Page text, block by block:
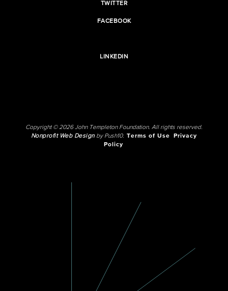
TWITTER
FACEBOOK
LINKEDIN
Copyright © 2026 John Templeton Foundation. All rights reserved.
Nonprofit Web Designby Push10. Terms of Use
Privacy
Policy